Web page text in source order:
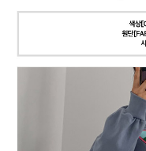
페이코 ID로